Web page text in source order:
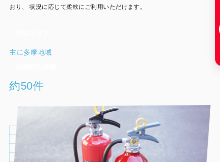
おり、
状況に応じて柔軟にご利用いただけます。
主に多摩地域
約50件